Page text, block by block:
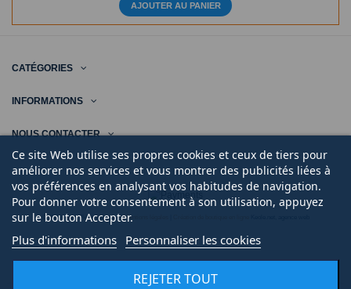
AJOUTER AU PANIER
CATÉGORIES
INFORMATIONS
NOUS CONTACTER
Ce site Web utilise ses propres cookies et ceux de tiers pour
améliorer nos services et vous montrer des publicités liées à
vos préférences en analysant vos habitudes de navigation.
Pour donner votre consentement à son utilisation, appuyez
sur le bouton Accepter.
Plus d'informations Personnaliser les cookies
REJETER TOUT
© 2020 | Midi Pièce Ménager |Mentions légales